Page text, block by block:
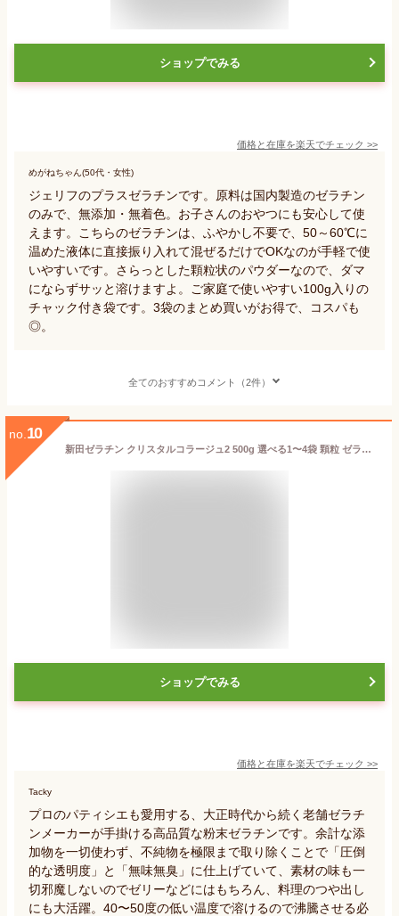
ショップでみる
価格と在庫を楽天でチェック >>
めがねちゃん(50代・女性)
ジェリフのプラスゼラチンです。原料は国内製造のゼラチン
のみで、無添加・無着色。お子さんのおやつにも安心して使
えます。こちらのゼラチンは、ふやかし不要で、50～60℃に
温めた液体に直接振り入れて混ぜるだけでOKなのが手軽で使
いやすいです。さらっとした顆粒状のパウダーなので、ダマ
にならずサッと溶けますよ。ご家庭で使いやすい100g入りの
チャック付き袋です。3袋のまとめ買いがお得で、コスパも
◎。
全てのおすすめコメント（2件）
no. 10
新田ゼラチン クリスタルコラージュ2 500g 選べる1〜4袋 顆粒 ゼラチン 豚皮 由来 豚 冷菓 ゼリー ムース デザート お菓子 製菓 材料 業務用 中華 料理 長期保存 常温保存
ショップでみる
価格と在庫を楽天でチェック >>
Tacky
プロのパティシエも愛用する、大正時代から続く老舗ゼラチ
ンメーカーが手掛ける高品質な粉末ゼラチンです。余計な添
加物を一切使わず、不純物を極限まで取り除くことで「圧倒
的な透明度」と「無味無臭」に仕上げていて、素材の味も一
切邪魔しないのでゼリーなどにはもちろん、料理のつや出し
にも大活躍。40〜50度の低い温度で溶けるので沸騰させる必